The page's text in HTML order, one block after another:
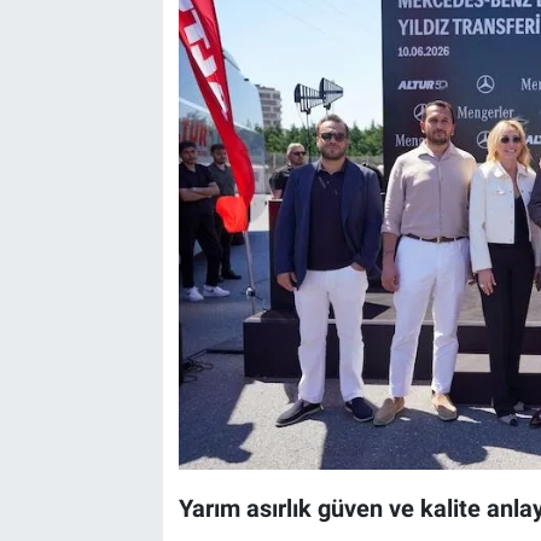
Yarım asırlık güven ve kalite